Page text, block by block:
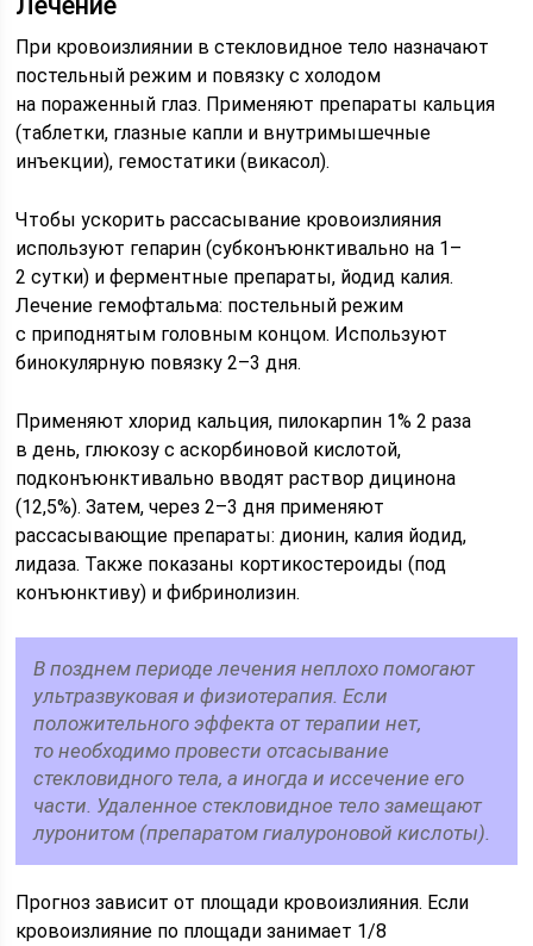
При кровоизлиянии в стекловидное тело назначают
постельный режим и повязку с холодом
на пораженный глаз. Применяют препараты кальция
(таблетки, глазные капли и внутримышечные
инъекции), гемостатики (викасол).
Чтобы ускорить рассасывание кровоизлияния
используют гепарин (субконъюнктивально на 1–
2 сутки) и ферментные препараты, йодид калия.
Лечение гемофтальма: постельный режим
с приподнятым головным концом. Используют
бинокулярную повязку 2–3 дня.
Применяют хлорид кальция, пилокарпин 1% 2 раза
в день, глюкозу с аскорбиновой кислотой,
подконъюнктивально вводят раствор дицинона
(12,5%). Затем, через 2–3 дня применяют
рассасывающие препараты: дионин, калия йодид,
лидаза. Также показаны кортикостероиды (под
конъюнктиву) и фибринолизин.
В позднем периоде лечения неплохо помогают
ультразвуковая и физиотерапия. Если
положительного эффекта от терапии нет,
то необходимо провести отсасывание
стекловидного тела, а иногда и иссечение его
части. Удаленное стекловидное тело замещают
луронитом (препаратом гиалуроновой кислоты).
Прогноз зависит от площади кровоизлияния. Если
кровоизлияние по площади занимает 1/8